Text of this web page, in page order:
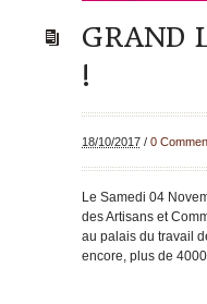
GRAND
!
18/10/2017/ 0
Le Samedi 04
des Artisans et
au palais du travail
encore, plus de